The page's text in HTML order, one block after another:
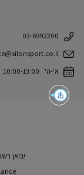
03-6992200
א'-ה' 10:00-13:00
יבואן